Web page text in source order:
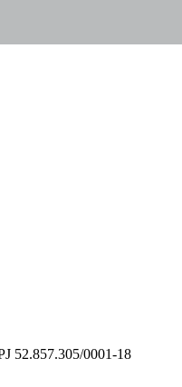
0001-18